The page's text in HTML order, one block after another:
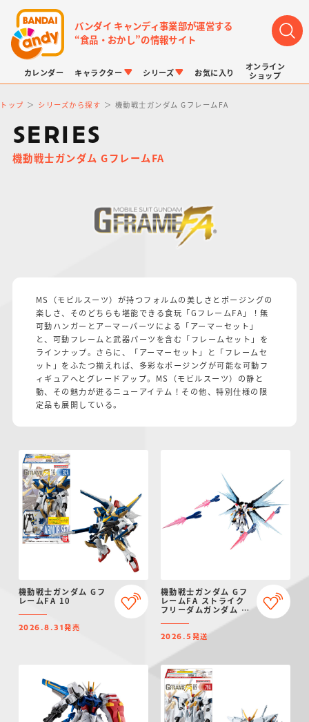
バンダイ キャンディ事業部が運営する
“食品・おかし”の情報サイト
カレンダー キャラクター
仮面ライダーシリー
ズ
PROJECT R.E.D.・
スーパー戦隊シリー
ズ
ガンダムシリーズ アンパンマン
シリーズ
キャラパキ
つりグミ
にふぉるめーしょん
＆スクエアシール
ポケモンスケールワ
ールド
お気に入り
オンライン
ショップ
トップ シリーズから探す 機動戦士ガンダム GフレームFA
SERIES
機動戦士ガンダム GフレームFA
MS（モビルスーツ）が持つフォルムの美しさとポージングの
楽しさ、そのどちらも堪能できる食玩「GフレームFA」！無
可動ハンガーとアーマーパーツによる「アーマーセット」
と、可動フレームと武器パーツを含む「フレームセット」を
ラインナップ。さらに、「アーマーセット」と「フレームセ
ット」をふたつ揃えれば、多彩なポージングが可能な可動フ
ィギュアへとグレードアップ。MS（モビルスーツ）の静と
動、その魅力が迸るニューアイテム！その他、特別仕様の限
定品も展開している。
機動戦士ガンダム Gフ
レームFA 10
2026.8.31発売
機動戦士ガンダム Gフ
レームFA ストライク
フリーダムガンダム オ
【プレミアムバンダイ
限定】
2026.5 発送